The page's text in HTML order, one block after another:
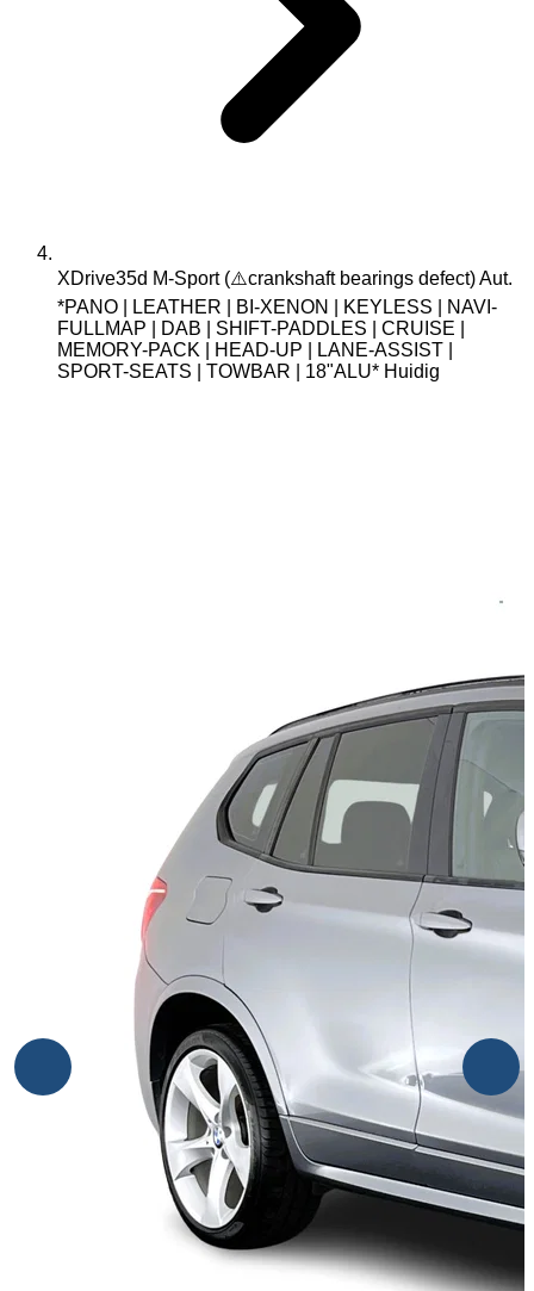
XDrive35d M-Sport (⚠️crankshaft bearings defect) Aut.
*PANO | LEATHER | BI-XENON | KEYLESS | NAVI-
FULLMAP | DAB | SHIFT-PADDLES | CRUISE |
MEMORY-PACK | HEAD-UP | LANE-ASSIST |
SPORT-SEATS | TOWBAR | 18"ALU* Huidig